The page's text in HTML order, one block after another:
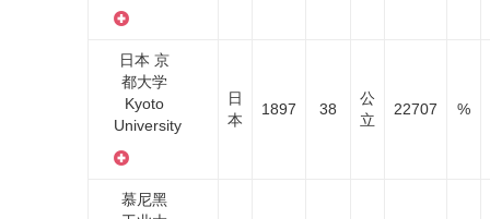
日本 京
都大学
Kyoto
University
日
本
1897 38
公
立
22707 %
慕尼黑